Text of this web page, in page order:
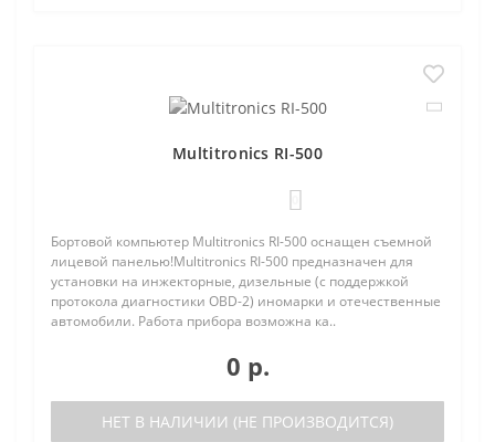
Multitronics RI-500
Бортовой компьютер Multitronics RI-500 оснащен съемной
лицевой панелью!Multitronics RI-500 предназначен для
установки на инжекторные, дизельные (с поддержкой
протокола диагностики OBD-2) иномарки и отечественные
автомобили. Работа прибора возможна ка..
0 р.
НЕТ В НАЛИЧИИ (НЕ ПРОИЗВОДИТСЯ)